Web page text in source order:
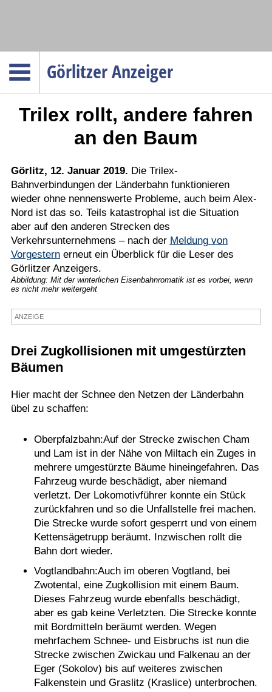
Görlitzer Anzeiger
Menüpunkte
Politik
Wirtschaft
Service
Verkehr
Gesundheit
Sport
Termine
Kostenlos
Trilex rollt, andere fahren
an den Baum
Görlitz, 12. Januar 2019. Die Trilex-
Bahnverbindungen der Länderbahn funktionieren
wieder ohne nennenswerte Probleme, auch beim Alex-
Nord ist das so. Teils katastrophal ist die Situation
aber auf den anderen Strecken des
Verkehrsunternehmens – nach der Meldung von
Vorgesternerneut ein Überblick für die Leser des
Görlitzer Anzeigers.
Abbildung: Mit der winterlichen Eisenbahnromatik ist es vorbei, wenn
es nicht mehr weitergeht
ANZEIGE
Drei Zugkollisionen mit umgestürzten
Bäumen
Hier macht der Schnee den Netzen der Länderbahn
übel zu schaffen:
Oberpfalzbahn:Auf der Strecke zwischen Cham
und Lam ist in der Nähe von Miltach ein Zuges in
mehrere umgestürzte Bäume hineingefahren. Das
Fahrzeug wurde beschädigt, aber niemand
verletzt. Der Lokomotivführer konnte ein Stück
zurückfahren und so die Unfallstelle frei machen.
Die Strecke wurde sofort gesperrt und von einem
Kettensägetrupp beräumt. Inzwischen rollt die
Bahn dort wieder.
Vogtlandbahn:Auch im oberen Vogtland, bei
Zwotental, eine Zugkollision mit einem Baum.
Dieses Fahrzeug wurde ebenfalls beschädigt,
aber es gab keine Verletzten. Die Strecke konnte
mit Bordmitteln beräumt werden. Wegen
mehrfachem Schnee- und Eisbruchs ist nun die
Strecke zwischen Zwickau und Falkenau an der
Eger (Sokolov) bis auf weiteres zwischen
Falkenstein und Graslitz (Kraslice) unterbrochen.